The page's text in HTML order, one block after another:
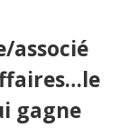
associé
gagne